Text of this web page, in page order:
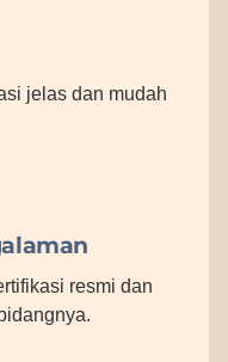
jelas dan mudah
resmi dan